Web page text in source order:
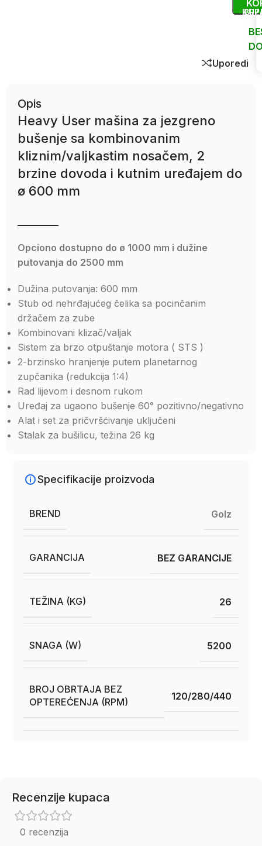
Uporedi
Opis
Heavy User mašina za jezgreno
bušenje sa kombinovanim
kliznim/valjkastim nosačem, 2
brzine dovoda i kutnim uređajem do
ø 600 mm
Opciono dostupno do ø 1000 mm i dužine
putovanja do 2500 mm
Dužina putovanja: 600 mm
Stub od nehrđajućeg čelika sa pocinčanim
držačem za zube
Kombinovani klizač/valjak
Sistem za brzo otpuštanje motora ( STS )
2-brzinsko hranjenje putem planetarnog
zupčanika (redukcija 1:4)
Rad lijevom i desnom rukom
Uređaj za ugaono bušenje 60° pozitivno/negativno
Alat i set za pričvršćivanje uključeni
Stalak za bušilicu, težina 26 kg
Specifikacije proizvoda
BREND Golz
GARANCIJA BEZ GARANCIJE
TEŽINA (KG) 26
SNAGA (W) 5200
BROJ OBRTAJA BEZ
OPTEREĆENJA (RPM)
120/280/440
Recenzije kupaca
0 recenzija